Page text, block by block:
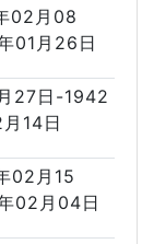
02月08
01月26日
27日-1942
14日
02月15
02月04日